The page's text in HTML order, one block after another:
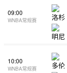
09:00
WNBA常规赛
10:00
WNBA常规赛